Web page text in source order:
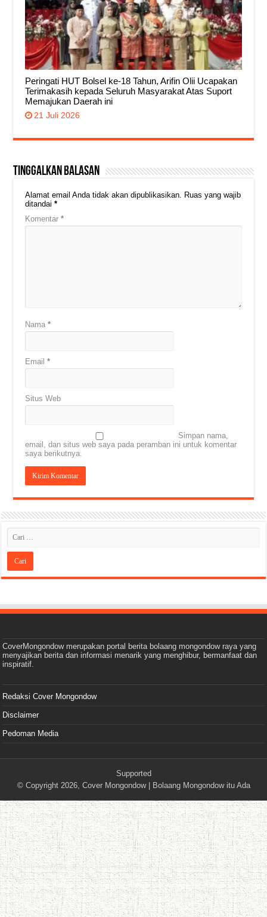
Peringati HUT Bolsel ke-18 Tahun, Arifin Olii Ucapakan
Terimakasih kepada Seluruh Masyarakat Atas Suport
Memajukan Daerah ini
21 Juli 2026
Tinggalkan Balasan
Alamat email Anda tidak akan dipublikasikan. Ruas yang wajib
ditandai*
Komentar*
Nama*
Email*
Situs Web
Simpan nama,
email, dan situs web saya pada peramban ini untuk komentar
saya berikutnya.
CoverMongondow merupakan portal berita bolaang mongondow raya yang
menyajikan berita dan informasi menarik yang menghibur, bermanfaat dan
inspiratif.
Redaksi Cover Mongondow
Disclaimer
Pedoman Media
Supported
© Copyright 2026, Cover Mongondow| Bolaang Mongondow itu Ada